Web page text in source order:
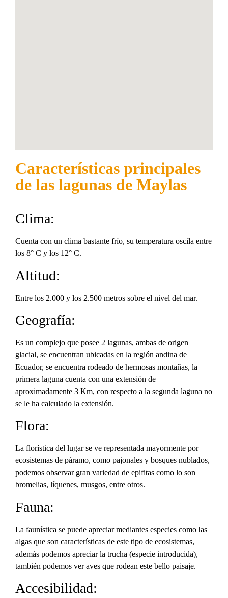
Características principales
de las lagunas de Maylas
Clima:
Cuenta con un clima bastante frío, su temperatura oscila entre
los 8° C y los 12° C.
Altitud:
Entre los 2.000 y los 2.500 metros sobre el nivel del mar.
Geografía:
Es un complejo que posee 2 lagunas, ambas de origen
glacial, se encuentran ubicadas en la región andina de
Ecuador, se encuentra rodeado de hermosas montañas, la
primera laguna cuenta con una extensión de
aproximadamente 3 Km, con respecto a la segunda laguna no
se le ha calculado la extensión.
Flora:
La florística del lugar se ve representada mayormente por
ecosistemas de páramo, como pajonales y bosques nublados,
podemos observar gran variedad de epifitas como lo son
bromelias, líquenes, musgos, entre otros.
Fauna:
La faunística se puede apreciar mediantes especies como las
algas que son características de este tipo de ecosistemas,
además podemos apreciar la trucha (especie introducida),
también podemos ver aves que rodean este bello paisaje.
Accesibilidad: